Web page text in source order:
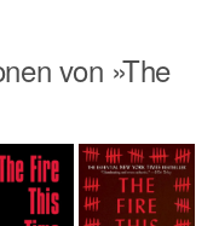
von »The